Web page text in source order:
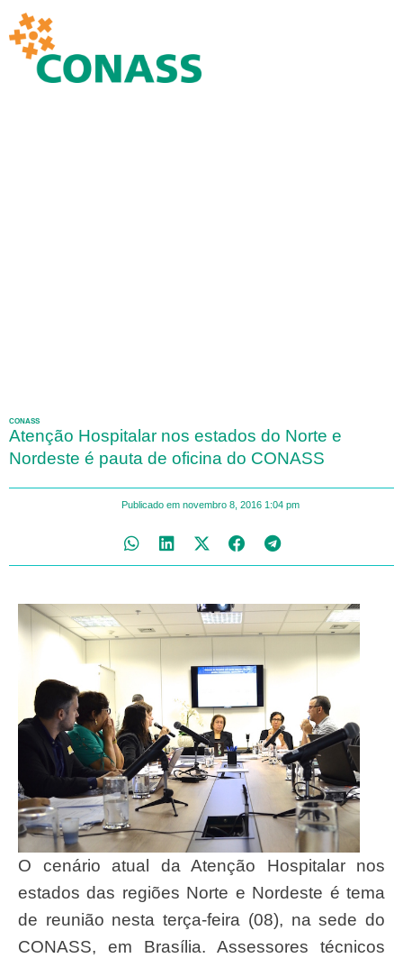
CONASS
Atenção Hospitalar nos estados do Norte e
Nordeste é pauta de oficina do CONASS
Publicado em novembro 8, 2016 1:04 pm
O cenário atual da Atenção Hospitalar nos
estados das regiões Norte e Nordeste é tema
de reunião nesta terça-feira (08), na sede do
CONASS, em Brasília. Assessores técnicos